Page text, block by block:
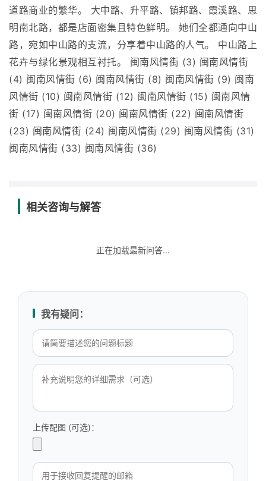
道路商业的繁华。 大中路、升平路、镇邦路、霞溪路、思
明南北路，都是店面密集且特色鲜明。 她们全都通向中山
路，宛如中山路的支流，分享着中山路的人气。 中山路上
花卉与绿化景观相互衬托。 闽南风情街 (3) 闽南风情街
(4) 闽南风情街 (6) 闽南风情街 (8) 闽南风情街 (9) 闽南
风情街 (10) 闽南风情街 (12) 闽南风情街 (15) 闽南风情
街 (17) 闽南风情街 (20) 闽南风情街 (22) 闽南风情街
(23) 闽南风情街 (24) 闽南风情街 (29) 闽南风情街 (31)
闽南风情街 (33) 闽南风情街 (36)
相关咨询与解答
正在加载最新问答...
我有疑问：
上传配图 (可选)：